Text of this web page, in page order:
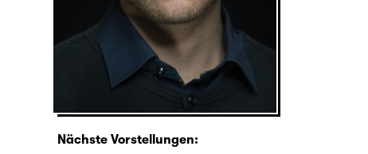
Nächste Vorstellungen: